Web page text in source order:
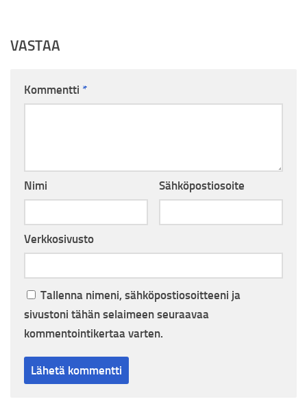
VASTAA
Kommentti *
Nimi Sähköpostiosoite
Verkkosivusto
Tallenna nimeni, sähköpostiosoitteeni ja
sivustoni tähän selaimeen seuraavaa
kommentointikertaa varten.